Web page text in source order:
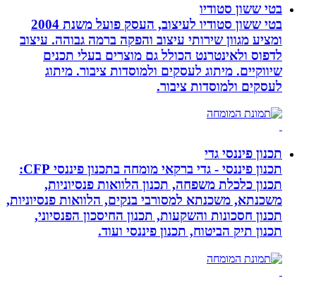
בטי ששון סטודיו
בטי ששון סטודיו לעיצוב, העסק פועל משנת 2004
ומציע מגוון שירותי עיצוב והפקה ברמה גבוהה. עיצוב
לדפוס ולאינטרנט הכולל גם מוצרים בעלי תכנים
שיווקיים. מיתוג לעסקים ולמוסדות ציבור. מיתוג
לעסקים ולמוסדות ציבור.
תכנון פיננסי גדי
תכנון פיננסי - גדי ברקאי מומחה בתכנון פיננסי CFP:
תכנון כלכלת משפחה, תכנון הלוואות פנסיוניות,
משכנתא, משכנתא למסורבי בנקים, הלוואות פנסיוניות,
תכנון חסכונות והשקעות, תכנון החיסכון הפנסיוני,
תכנון תיק הביטוח, תכנון פיננסי ועוד.